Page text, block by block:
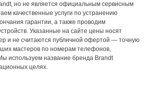
но не является официальным сервисным
качественные услуги по устранению
гарантии, а также проводим
Указанные на сайте цены носят
и не считаются публичной офертой — точную
мастеров по номерам телефонов,
используем название бренда Brandt
целях.